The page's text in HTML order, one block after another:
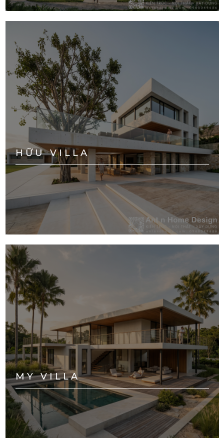
HỮU VILLA
MY VILLA